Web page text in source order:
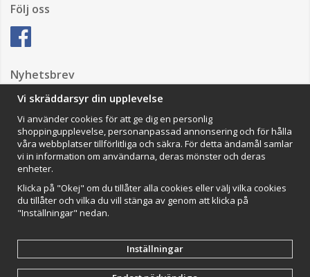
Följ oss
Nyhetsbrev
Impressum
VAMOS Commerce AB
Organisationsnummer: 559502-0453
Vi skräddarsyr din upplevelse
Vi använder cookies för att ge dig en personlig
shoppingupplevelse, personanpassad annonsering och för hålla
våra webbplatser tillförlitliga och säkra. För detta ändamål samlar
vi in information om användarna, deras mönster och deras
enheter.
Klicka på "Okej" om du tillåter alla cookies eller välj vilka cookies
du tillåter och vilka du vill stänga av genom att klicka på
"Inställningar" nedan.
Inställningar